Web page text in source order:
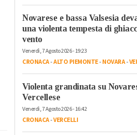
Novarese e bassa Valsesia
una violenta tempesta di
vento
Venerdì, 7 Agosto 2026 - 19:23
CRONACA-ALTO PIEMONTE-NOVARA-
Violenta grandinata su
Vercellese
Venerdì, 7 Agosto 2026 - 16:42
CRONACA-VERCELLI